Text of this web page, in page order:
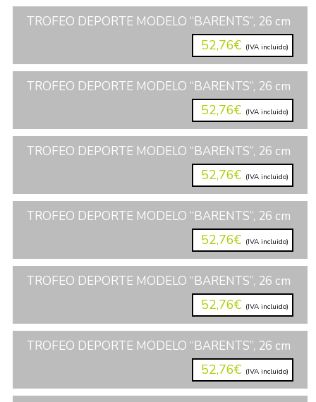
TROFEO DEPORTE MODELO “BARENTS”, 26 cm
52,76€ (IVA incluido)
TROFEO DEPORTE MODELO “BARENTS”, 26 cm
52,76€ (IVA incluido)
TROFEO DEPORTE MODELO “BARENTS”, 26 cm
52,76€ (IVA incluido)
TROFEO DEPORTE MODELO “BARENTS”, 26 cm
52,76€ (IVA incluido)
TROFEO DEPORTE MODELO “BARENTS”, 26 cm
52,76€ (IVA incluido)
TROFEO DEPORTE MODELO “BARENTS”, 26 cm
52,76€ (IVA incluido)